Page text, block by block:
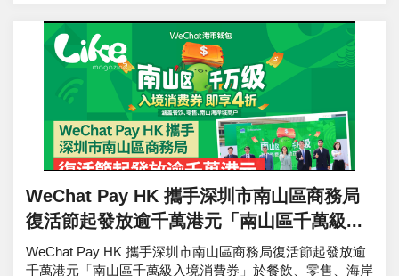
WeChat Pay HK 攜手深圳市南山區商務局
復活節起發放逾千萬港元「南山區千萬級...
WeChat Pay HK 攜手深圳市南山區商務局復活節起發放逾
千萬港元「南山區千萬級入境消費券」於餐飲、零售、海岸